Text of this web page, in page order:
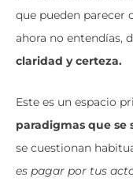
que pueden parecer
ahora no entendías,
claridad y certeza.
Este es un espacio
paradigmas que se
se cuestionan
es pagar por tus